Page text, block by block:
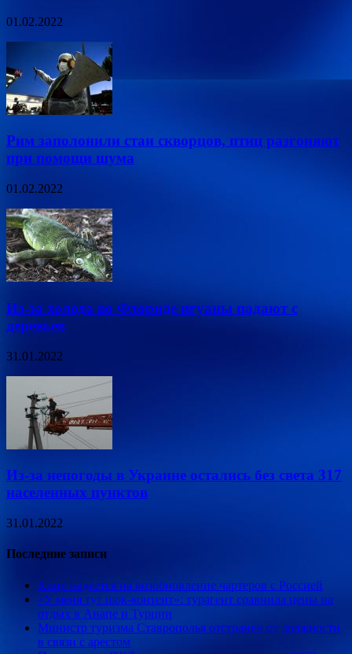
01.02.2022
Рим заполонили стаи скворцов, птиц разгоняют
при помощи шума
01.02.2022
Из-за холода во Флориде игуаны падают с
деревьев
31.01.2022
Из-за непогоды в Украине остались без света 317
населенных пунктов
31.01.2022
Последние записи
Кипр надеется на возобновление чартеров с Россией
«У меня тут шок-контент»: турагент сравнила цены на
отдых в Анапе и Турции
Министр туризма Ставрополья отстранен от должности
в связи с арестом